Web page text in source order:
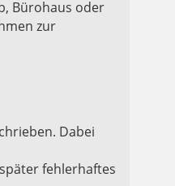
Bürohaus oder
zur
Dabei
fehlerhaftes